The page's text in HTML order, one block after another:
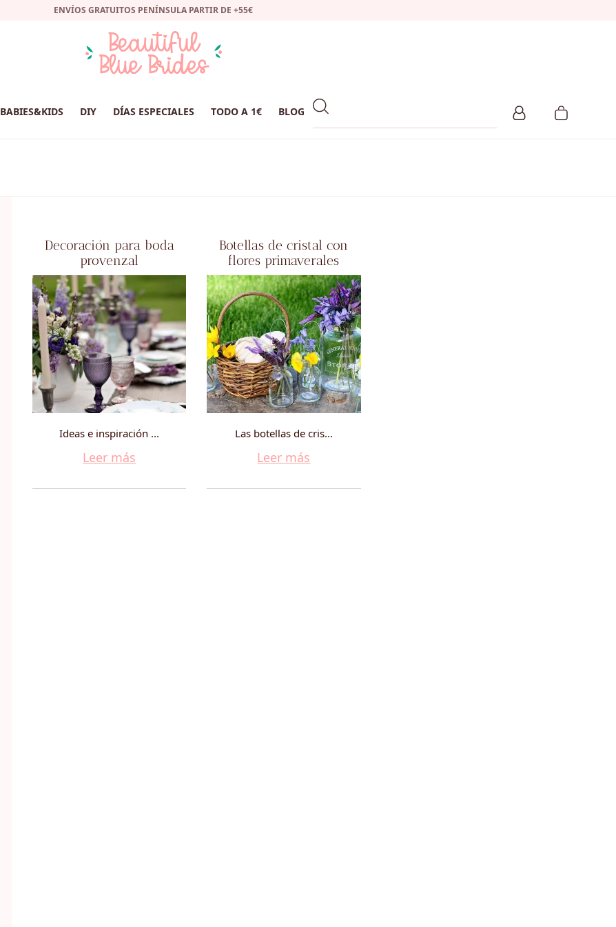
ENVÍOS GRATUITOS PENÍNSULA PARTIR DE +55€
BABIES&KIDS DIY DÍAS ESPECIALES TODO A 1€ BLOG
Decoración para boda
provenzal
Ideas e inspiración ...
Leer más
Botellas de cristal con
flores primaverales
Las botellas de cris...
Leer más